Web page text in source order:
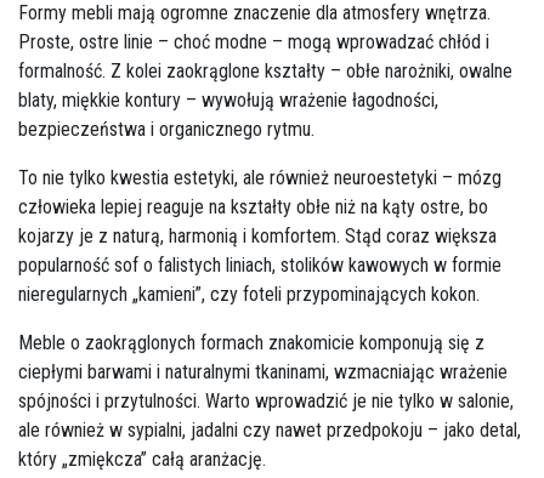
Formy mebli mają ogromne znaczenie dla atmosfery wnętrza.
Proste, ostre linie – choć modne – mogą wprowadzać chłód i
formalność. Z kolei zaokrąglone kształty – obłe narożniki, owalne
blaty, miękkie kontury – wywołują wrażenie łagodności,
bezpieczeństwa i organicznego rytmu.
To nie tylko kwestia estetyki, ale również neuroestetyki – mózg
człowieka lepiej reaguje na kształty obłe niż na kąty ostre, bo
kojarzy je z naturą, harmonią i komfortem. Stąd coraz większa
popularność sof o falistych liniach, stolików kawowych w formie
nieregularnych „kamieni”, czy foteli przypominających kokon.
Meble o zaokrąglonych formach znakomicie komponują się z
ciepłymi barwami i naturalnymi tkaninami, wzmacniając wrażenie
spójności i przytulności. Warto wprowadzić je nie tylko w salonie,
ale również w sypialni, jadalni czy nawet przedpokoju – jako detal,
który „zmiękcza” całą aranżację.